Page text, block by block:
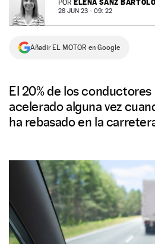
NEWSLETTER
SÍGUENOS
POR ELENA SANZ
28 JUN 23 - 09: 22
Añadir EL MOTOR en Google
El 20% de los
acelerado alguna vez
ha rebasado en la